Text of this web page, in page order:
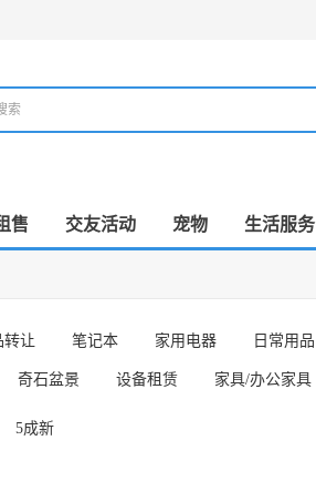
售 交友活动 宠物 生活服务
转让 笔记本 家用电器 日常用品
奇石盆景 设备租赁 家具/办公家具
5成新